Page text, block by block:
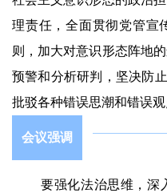
理责任，全面贯彻党管宣
则，加大对意识形态阵地
预警和分析研判，坚决防
批驳各种错误思潮和错误
会议强调
要强化法治思维，深